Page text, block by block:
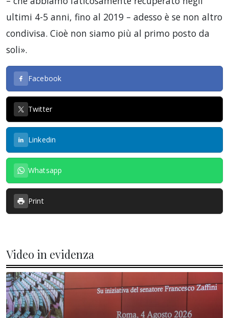
ultimi 4-5 anni, fino al 2019 – adesso è se non altro
condivisa. Cioè non siamo più al primo posto da
soli».
Facebook
Twitter
Linkedin
Whatsapp
Print
Video in evidenza